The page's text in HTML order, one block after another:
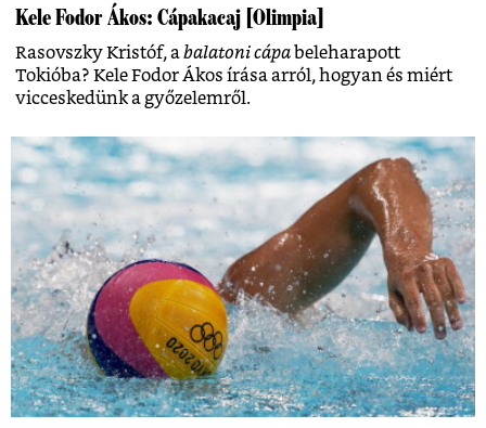
Kele Fodor Ákos: Cápakacaj [Olimpia]
Rasovszky Kristóf, abalatoni cápa beleharapott
Tokióba? Kele Fodor Ákos írása arról, hogyan és miért
vicceskedünk a győzelemről.